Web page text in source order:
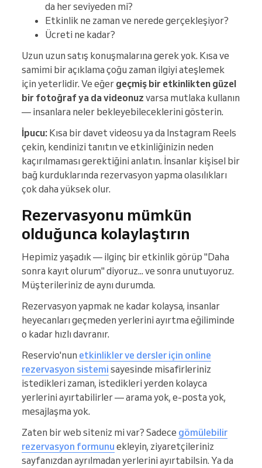
da her seviyeden mi?
Etkinlik ne zaman ve nerede gerçekleşiyor?
Ücreti ne kadar?
Uzun uzun satış konuşmalarına gerek yok. Kısa ve
samimi bir açıklama çoğu zaman ilgiyi ateşlemek
için yeterlidir. Ve eğer geçmiş bir etkinlikten güzel
bir fotoğraf ya da videonuz varsa mutlaka kullanın
— insanlara neler bekleyebileceklerini gösterin.
İpucu: Kısa bir davet videosu ya da Instagram Reels
çekin, kendinizi tanıtın ve etkinliğinizin neden
kaçırılmaması gerektiğini anlatın. İnsanlar kişisel bir
bağ kurduklarında rezervasyon yapma olasılıkları
çok daha yüksek olur.
Rezervasyonu mümkün
olduğunca kolaylaştırın
Hepimiz yaşadık — ilginç bir etkinlik görüp "Daha
sonra kayıt olurum" diyoruz... ve sonra unutuyoruz.
Müşterileriniz de aynı durumda.
Rezervasyon yapmak ne kadar kolaysa, insanlar
heyecanları geçmeden yerlerini ayırtma eğiliminde
o kadar hızlı davranır.
Reservio'nun etkinlikler ve dersler için online
rezervasyon sistemi sayesinde misafirleriniz
istedikleri zaman, istedikleri yerden kolayca
yerlerini ayırtabilirler — arama yok, e-posta yok,
mesajlaşma yok.
Zaten bir web siteniz mi var? Sadece gömülebilir
rezervasyon formunu ekleyin, ziyaretçileriniz
sayfanızdan ayrılmadan yerlerini ayırtabilsin. Ya da